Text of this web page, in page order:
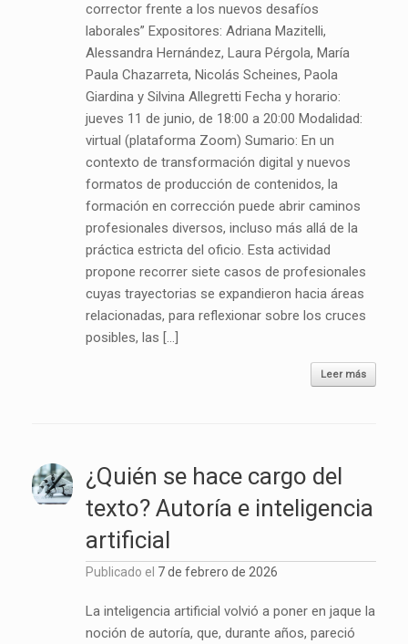
corrector frente a los nuevos desafíos
laborales” Expositores: Adriana Mazitelli,
Alessandra Hernández, Laura Pérgola, María
Paula Chazarreta, Nicolás Scheines, Paola
Giardina y Silvina Allegretti Fecha y horario:
jueves 11 de junio, de 18:00 a 20:00 Modalidad:
virtual (plataforma Zoom) Sumario: En un
contexto de transformación digital y nuevos
formatos de producción de contenidos, la
formación en corrección puede abrir caminos
profesionales diversos, incluso más allá de la
práctica estricta del oficio. Esta actividad
propone recorrer siete casos de profesionales
cuyas trayectorias se expandieron hacia áreas
relacionadas, para reflexionar sobre los cruces
posibles, las […]
Leer más
¿Quién se hace cargo del
texto? Autoría e inteligencia
artificial
Publicado el 7 de febrero de 2026
La inteligencia artificial volvió a poner en jaque la
noción de autoría, que, durante años, pareció